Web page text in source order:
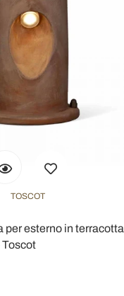
TOSCOT
per esterno in terracotta
Toscot